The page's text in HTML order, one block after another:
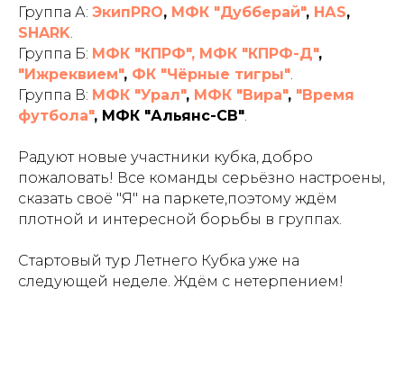
Группа А: ЭкипPRO, МФК "Дубберай", НАS,
SHARK.
Группа Б: МФК "КПРФ", МФК "КПРФ-Д",
"Ижреквием", ФК "Чёрные тигры".
Группа В: МФК "Урал", МФК "Вира", "Время
футбола", МФК "Альянс-СВ".
Радуют новые участники кубка, добро
пожаловать! Все команды серьёзно настроены,
сказать своё "Я" на паркете,поэтому ждём
плотной и интересной борьбы в группах.
Стартовый тур Летнего Кубка уже на
следующей неделе. Ждём с нетерпением!